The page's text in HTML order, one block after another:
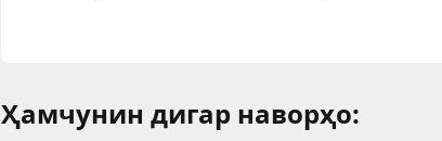
Ҳамчунин дигар наворҳо: